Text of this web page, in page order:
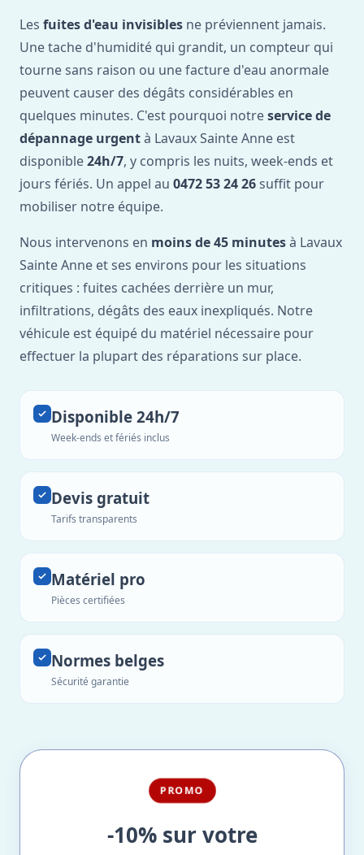
Les fuites d'eau invisibles ne préviennent jamais.
Une tache d'humidité qui grandit, un compteur qui
tourne sans raison ou une facture d'eau anormale
peuvent causer des dégâts considérables en
quelques minutes. C'est pourquoi notreservice de
dépannage urgentà Lavaux Sainte Anne est
disponible24h/7, y compris les nuits, week-ends et
jours fériés. Un appel au 0472 53 24 26 suffit pour
mobiliser notre équipe.
Nous intervenons en moins de 45 minutesà Lavaux
Sainte Anne et ses environs pour les situations
critiques : fuites cachées derrière un mur,
infiltrations, dégâts des eaux inexpliqués. Notre
véhicule est équipé du matériel nécessaire pour
effectuer la plupart des réparations sur place.
Disponible 24h/7
Week-ends et fériés inclus
Devis gratuit
Tarifs transparents
Matériel pro
Pièces certifiées
Normes belges
Sécurité garantie
PROMO
-10% sur votre